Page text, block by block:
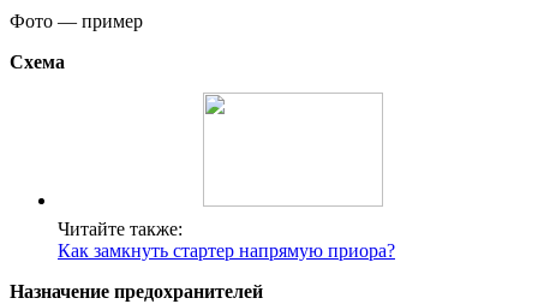
Фото — пример
Схема
Читайте также:
Как замкнуть стартер напрямую приора?
Назначение предохранителей